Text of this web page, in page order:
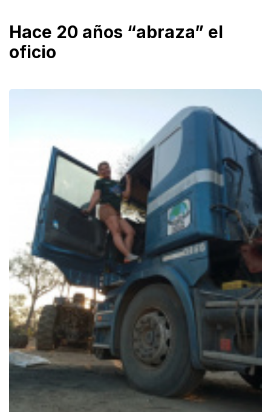
Hace 20 años “abraza” el
oficio